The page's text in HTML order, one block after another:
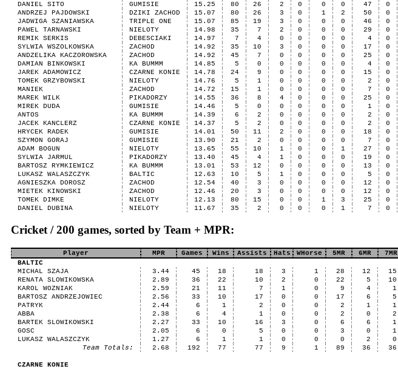
DANIEL SITO
GUMISIE 15.25 80 26 2 0 0 0 47 0
ANDRZEJ PAJDOWSKI
DZIKI ZACHOD 15.07 80 26 3 0 1 2 50 0
JADWIGA SZANIAWSKA
TRIPLE ONE 15.07 85 19 3 0 0 0 46 0
PAWEL TARNAWSKI
NIELOTY 14.98 35 7 2 0 0 0 29 0
REMIK SERKIS
DEBESCIAKI 14.97 7 4 0 0 0 0 4 0
SYLWIA WSZOLKOWSKA
ZACHOD 14.92 35 10 3 0 0 0 17 0
ANDZELIKA KACZOROWSKA
ZACHOD 14.92 45 7 0 0 0 0 25 0
DAMIAN BINKOWSKI
KA BUMMM 14.85 5 0 0 0 0 0 4 0
JAREK ADAMOWICZ
CZARNE KONIE 14.78 24 9 0 0 0 0 15 0
TOMEK GRZYBOWSKI
NIELOTY 14.76 5 1 0 0 0 0 2 0
MANIEK
ZACHOD 14.72 15 1 0 0 0 0 7 0
MAREK WILK
PIKADORZY 14.55 36 8 4 0 0 0 25 0
MIREK DUDA
GUMISIE 14.46 5 0 0 0 0 0 1 0
ANTOS
KA BUMMM 14.39 6 2 0 0 0 0 2 0
JACEK KANCLERZ
CZARNE KONIE 14.37 5 2 0 0 0 0 2 0
HRYCEK RADEK
GUMISIE 14.01 50 11 2 0 0 0 18 0
SZYMON GORAJ
GUMISIE 13.90 21 2 0 0 0 0 7 0
ADAM BOGUN
NIELOTY 13.65 55 10 1 0 0 1 27 0
SYLWIA JARMUL
PIKADORZY 13.40 45 4 1 0 0 0 19 0
BARTOSZ RYMKIEWICZ
KA BUMMM 13.01 53 12 0 0 0 0 13 0
LUKASZ WALASZCZYK
BALTIC 12.63 10 5 1 0 0 0 5 0
AGNIESZKA DOROSZ
ZACHOD 12.54 40 3 0 0 0 0 12 0
MIETEK KINOWSKI
ZACHOD 12.46 20 3 0 0 0 0 12 0
TOMEK DIMKE
NIELOTY 12.13 80 15 0 0 1 3 25 0
DANIEL DUBINA
NIELOTY 11.67 35 2 0 0 0 1 7 0
Cricket / 200 games, sorted by Team + MPR:
Player MPR Games Wins Assists Hats WHorse 5MR 6MR 7MR
BALTIC
MICHAL SZAJA
3.44 45 18 18 3 1 28 12 15
RENATA SLOWIKOWSKA
2.89 36 22 10 2 0 22 5 10
KAROL WOZNIAK
2.59 21 11 7 1 0 9 4 1
BARTOSZ ANDRZEJOWIEC
2.56 33 10 17 0 0 17 6 5
PATRYK
2.44 6 1 2 0 0 2 1 1
ABBA
2.38 6 4 1 0 0 2 0 2
BARTEK SLOWIKOWSKI
2.27 33 10 16 3 0 6 6 1
GOSC
2.05 6 0 5 0 0 3 0 1
LUKASZ WALASZCZYK
1.27 6 1 1 0 0 0 2 0
Team Totals:
2.68 192 77 77 9 1 89 36 36
CZARNE KONIE